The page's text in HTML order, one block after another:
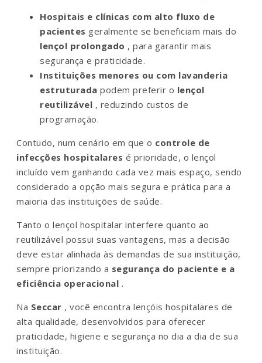
Hospitais e clínicas com alto fluxo de
pacientes geralmente se beneficiam mais do
lençol prolongado , para garantir mais
segurança e praticidade.
Instituições menores ou com lavanderia
estruturada podem preferir o lençol
reutilizável , reduzindo custos de
programação.
Contudo, num cenário em que o controle de
infecções hospitalares é prioridade, o lençol
incluído vem ganhando cada vez mais espaço, sendo
considerado a opção mais segura e prática para a
maioria das instituições de saúde.
Tanto o lençol hospitalar interfere quanto ao
reutilizável possui suas vantagens, mas a decisão
deve estar alinhada às demandas de sua instituição,
sempre priorizando a segurança do paciente e a
eficiência operacional .
Na Seccar , você encontra lençóis hospitalares de
alta qualidade, desenvolvidos para oferecer
praticidade, higiene e segurança no dia a dia de sua
instituição.